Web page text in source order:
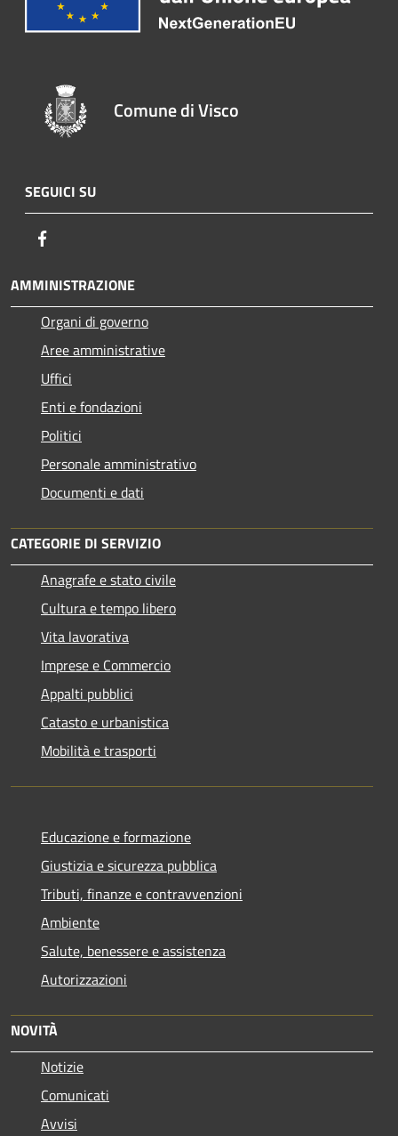
Comune di Visco
SEGUICI SU
AMMINISTRAZIONE
Organi di governo
Aree amministrative
Uffici
Enti e fondazioni
Politici
Personale amministrativo
Documenti e dati
CATEGORIE DI SERVIZIO
Anagrafe e stato civile
Cultura e tempo libero
Vita lavorativa
Imprese e Commercio
Appalti pubblici
Catasto e urbanistica
Mobilità e trasporti
Educazione e formazione
Giustizia e sicurezza pubblica
Tributi, finanze e contravvenzioni
Ambiente
Salute, benessere e assistenza
Autorizzazioni
NOVITÀ
Notizie
Comunicati
Avvisi